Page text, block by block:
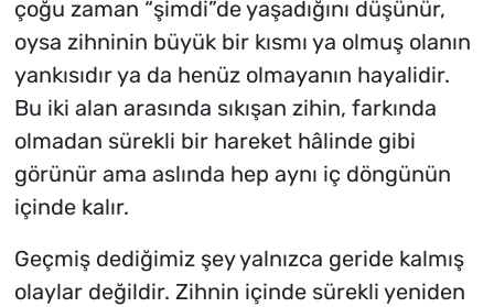
çoğu zaman “şimdi”de yaşadığını düşünür,
oysa zihninin büyük bir kısmı ya olmuş olanın
yankısıdır ya da henüz olmayanın hayalidir.
Bu iki alan arasında sıkışan zihin, farkında
olmadan sürekli bir hareket hâlinde gibi
görünür ama aslında hep aynı iç döngünün
içinde kalır.
Geçmiş dediğimiz şey yalnızca geride kalmış
olaylar değildir. Zihnin içinde sürekli yeniden